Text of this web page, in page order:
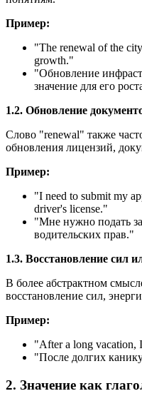
Пример:
"The renewal of the
growth."
"Обновление
значение для его
1.2. Обновление
Слово "renewal" также
обновления лицензий,
Пример:
"I need to submit my
driver's license."
"Мне нужно подать
водительских прав."
1.3. Восстановление сил
В более абстрактном
восстановление сил,
Пример:
"After a long vacation,
"После долгих
2. Значение как